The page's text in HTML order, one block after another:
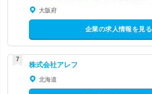
大阪府
企業の求人情報を見る
株式会社アレフ
北海道